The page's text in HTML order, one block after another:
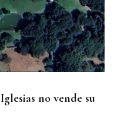
no vende su